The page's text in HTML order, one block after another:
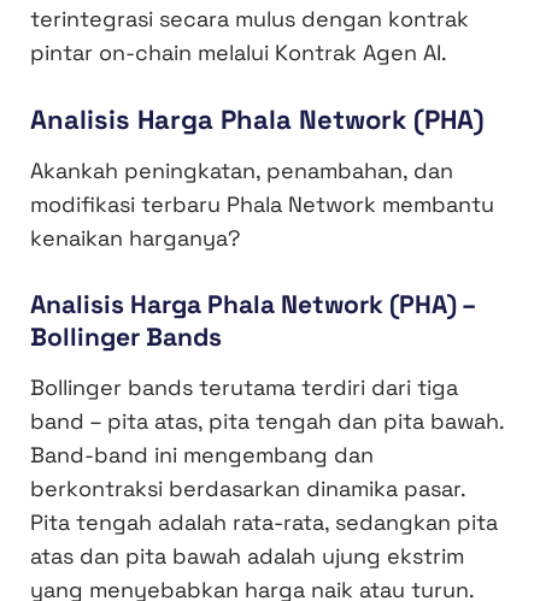
terintegrasi secara mulus dengan kontrak
pintar on-chain melalui Kontrak Agen AI.
Analisis Harga Phala Network (PHA)
Akankah peningkatan, penambahan, dan
modifikasi terbaru Phala Network membantu
kenaikan harganya?
Analisis Harga Phala Network (PHA) –
Bollinger Bands
Bollinger bands terutama terdiri dari tiga
band – pita atas, pita tengah dan pita bawah.
Band-band ini mengembang dan
berkontraksi berdasarkan dinamika pasar.
Pita tengah adalah rata-rata, sedangkan pita
atas dan pita bawah adalah ujung ekstrim
yang menyebabkan harga naik atau turun.